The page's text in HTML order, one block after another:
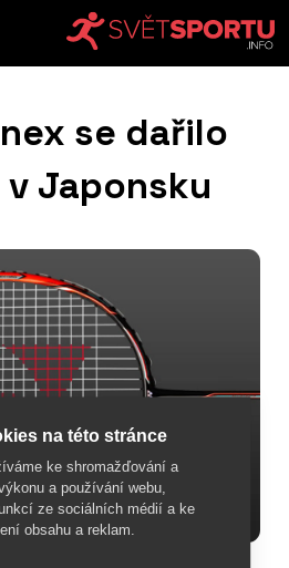
se dařilo
Japonsku
na této stránce
ke shromažďování a
a používání webu,
ze sociálních médií a ke
obsahu a reklam.